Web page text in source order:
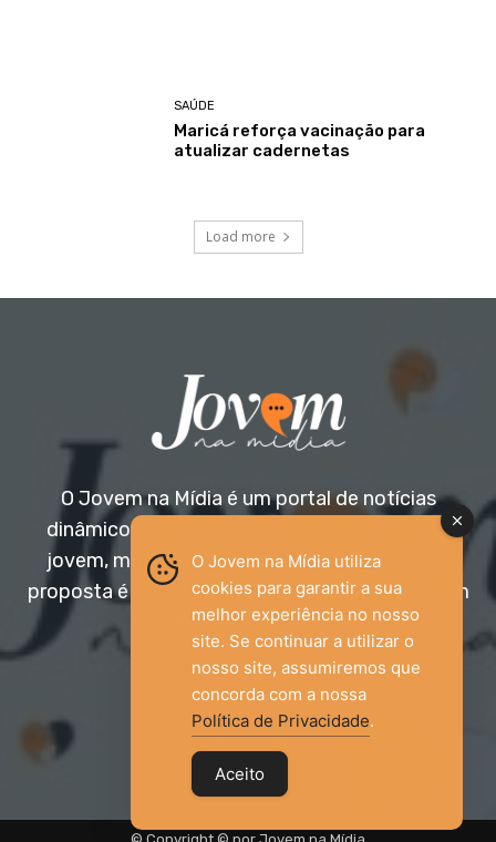
SAÚDE
Maricá reforça vacinação para
atualizar cadernetas
Load more
O Jovem na Mídia é um portal de notícias
dinâmico e acessível, voltado para o público
jovem, mas aberto a todas as idades. Nossa
proposta é trazer informação relevante com um
olhar diferenciado.
Entre em contato:
jovemnamidia2017@gmail.com
O Jovem na Mídia utiliza
cookies para garantir a sua
melhor experiência no nosso
site. Se continuar a utilizar o
nosso site, assumiremos que
concorda com a nossa
Política de Privacidade.
Aceito